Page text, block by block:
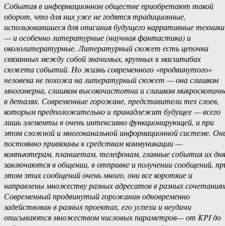
События в информационном обществе приобретают такой
оборот, что для них уже не годятся традиционные,
использовавшиеся для описания будущего нарративные техники
— и особенно литературные (научная фантастика) и
окололитературные. Литературный сюжет есть цепочка
связанных между собой значимых, крупных в масштабах
сюжета событий. Но жизнь современного «продвинутого»
человека не похожа на литературный сюжет — она слишком
многомерна, слишком высокочастотна и слишком
в деталях. Современные горожане, представители тех слоев,
которым предположительно и принадлежит будущее — всего
лишь элементы в очень интенсивно функционирующей, и при
этом сложной и многоканальной информационной системе.
постоянно привязаны к средствам коммуникации —
компьютерам, планшетам, телефонам, главные события их дня
заключаются в общении, в отправке и получении сообщений,
этом этих сообщений очень много, они все короткие и
направлены множеству разных адресатов в разных
Современный продвинутый горожанин одновременно
задействован в разных проектах, его успехи и неудачи
описываются множеством числовых параметров— от KPI до